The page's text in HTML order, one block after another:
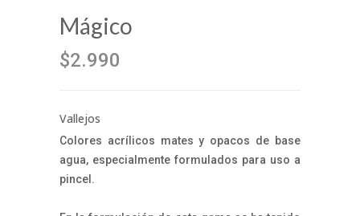
Mágico
$2.990
Vallejos
Colores acrílicos mates y opacos de base
agua, especialmente formulados para uso a
pincel.